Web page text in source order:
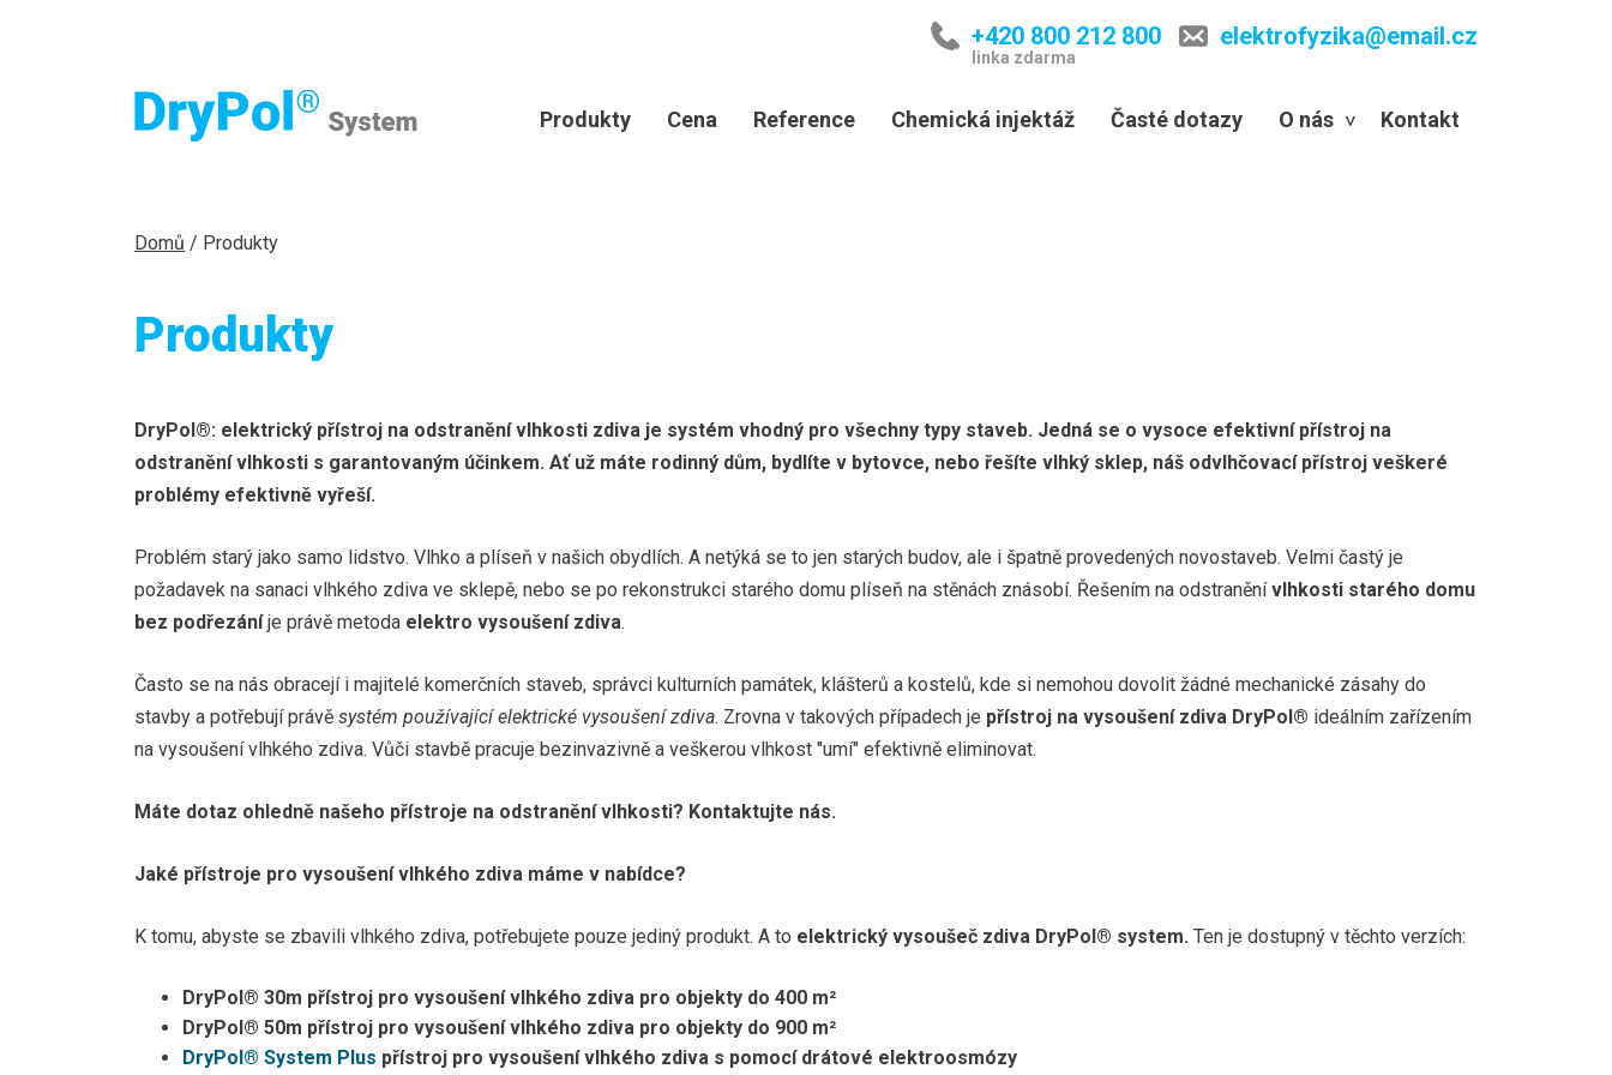
+420 800 212 800
linka zdarma
elektrofyzika@email.cz
Produkty Cena Reference
Izolace a vysušení vlhkého zdiva kostela v obci Sobůlky
Izolace a vysušení vlhkého zdiva v Střední průmyslové škole Stavební - Lipník nad Bečvou
Izolace a vysušení vlhkého zdiva ZŠ Polkovice
Izolace kaple v obci Žeravice
Izolace proti územní vlhkosti stavby kulturního domu Třeština
Objek městského úřadu města Doudleby nad Orlicí
Chemická injektáž Časté dotazy O nás Kontakt
Domů / Produkty
Produkty
DryPol®: elektrický přístroj na odstranění vlhkosti zdiva je systém vhodný pro všechny typy staveb. Jedná se o vysoce efektivní přístroj na
odstranění vlhkosti s garantovaným účinkem. Ať už máte rodinný dům, bydlíte v bytovce, nebo řešíte vlhký sklep, náš odvlhčovací přístroj veškeré
problémy efektivně vyřeší.
Problém starý jako samo lidstvo. Vlhko a plíseň v našich obydlích. A netýká se to jen starých budov, ale i špatně provedených novostaveb. Velmi častý je
požadavek na sanaci vlhkého zdiva ve sklepě, nebo se po rekonstrukci starého domu plíseň na stěnách znásobí. Řešením na odstraněnívlhkosti starého domu
bez podřezáníje právě metoda elektro vysoušení zdiva.
Často se na nás obracejí i majitelé komerčních staveb, správci kulturních památek, klášterů a kostelů, kde si nemohou dovolit žádné mechanické zásahy do
stavby a potřebují právě systém používající elektrické vysoušení zdiva. Zrovna v takových případech je přístroj na vysoušení zdiva DryPol® ideálním zařízením
na vysoušení vlhkého zdiva. Vůči stavbě pracuje bezinvazivně a veškerou vlhkost "umí" efektivně eliminovat.
Máte dotaz ohledně našeho přístroje na odstranění vlhkosti? Kontaktujte nás.
Jaké přístroje pro vysoušení vlhkého zdiva máme v nabídce?
K tomu, abyste se zbavili vlhkého zdiva, potřebujete pouze jediný produkt. A to elektrický vysoušeč zdiva DryPol® system. Ten je dostupný v těchto verzích:
DryPol® 30m přístroj pro vysoušení vlhkého zdiva pro objekty do 400 m²
DryPol® 50m přístroj pro vysoušení vlhkého zdiva pro objekty do 900 m²
DryPol® System Plus přístroj pro vysoušení vlhkého zdiva s pomocí drátové elektroosmózy